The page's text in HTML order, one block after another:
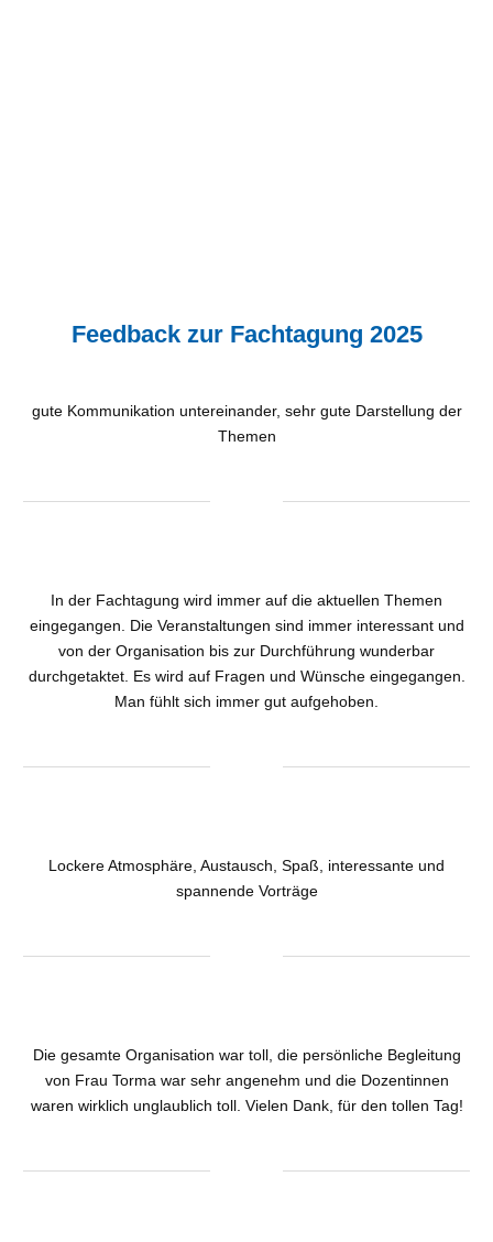
Feedback zur Fachtagung 2025
gute Kommunikation untereinander, sehr gute Darstellung der
Themen
In der Fachtagung wird immer auf die aktuellen Themen
eingegangen. Die Veranstaltungen sind immer interessant und
von der Organisation bis zur Durchführung wunderbar
durchgetaktet. Es wird auf Fragen und Wünsche eingegangen.
Man fühlt sich immer gut aufgehoben.
Lockere Atmosphäre, Austausch, Spaß, interessante und
spannende Vorträge
Die gesamte Organisation war toll, die persönliche Begleitung
von Frau Torma war sehr angenehm und die Dozentinnen
waren wirklich unglaublich toll. Vielen Dank, für den tollen Tag!